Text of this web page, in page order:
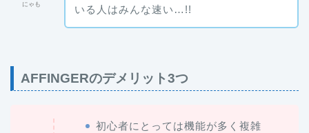
にゃも
いる人はみんな速い…!!
AFFINGERのデメリット3つ
初心者にとっては機能が多く複雑